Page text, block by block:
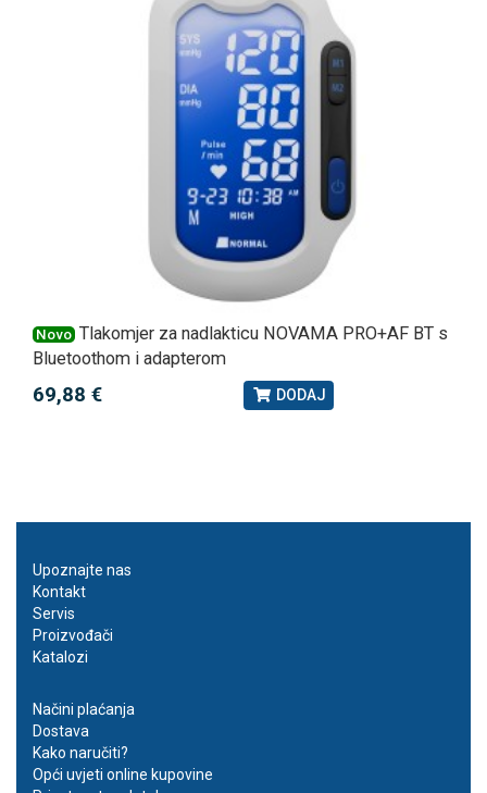
Novo Tlakomjer za nadlakticu NOVAMA PRO+AF BT s
Bluetoothom i adapterom
69,88 € DODAJ
Upoznajte nas
Kontakt
Servis
Proizvođači
Katalozi
Načini plaćanja
Dostava
Kako naručiti?
Opći uvjeti online kupovine